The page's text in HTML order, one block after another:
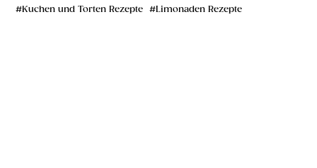
Kuchen und Torten Rezepte Limonaden Rezepte